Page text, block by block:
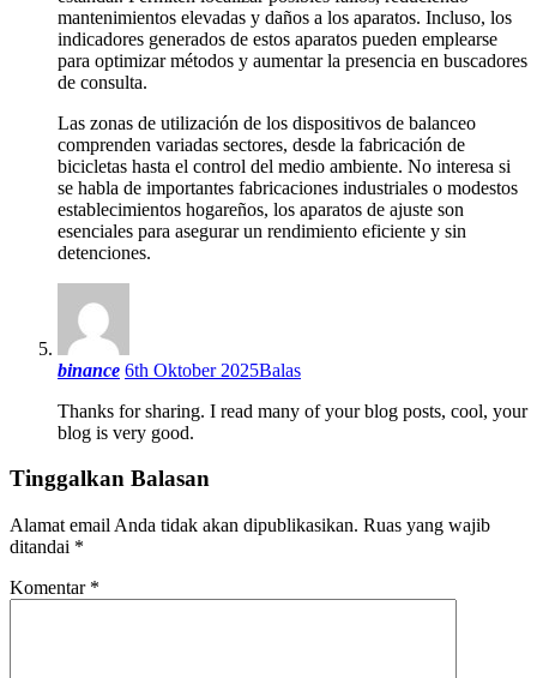
mantenimientos elevadas y daños a los aparatos. Incluso, los
indicadores generados de estos aparatos pueden emplearse
para optimizar métodos y aumentar la presencia en buscadores
de consulta.
Las zonas de utilización de los dispositivos de balanceo
comprenden variadas sectores, desde la fabricación de
bicicletas hasta el control del medio ambiente. No interesa si
se habla de importantes fabricaciones industriales o modestos
establecimientos hogareños, los aparatos de ajuste son
esenciales para asegurar un rendimiento eficiente y sin
detenciones.
binance 6th Oktober 2025Balas
Thanks for sharing. I read many of your blog posts, cool, your
blog is very good.
Tinggalkan Balasan
Alamat email Anda tidak akan dipublikasikan. Ruas yang wajib
ditandai *
Komentar *